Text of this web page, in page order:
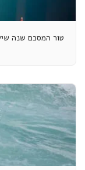
טור המסכם שנה